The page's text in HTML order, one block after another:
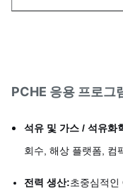
PCHE 응용 프로그
석유 및 가스 / 석유화
회수, 해상 플랫폼, 컴
전력 생산:초중심적인